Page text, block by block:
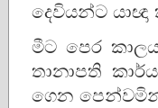
දෙවියන්ට
මීට පෙර
තානාපති
ගෙන